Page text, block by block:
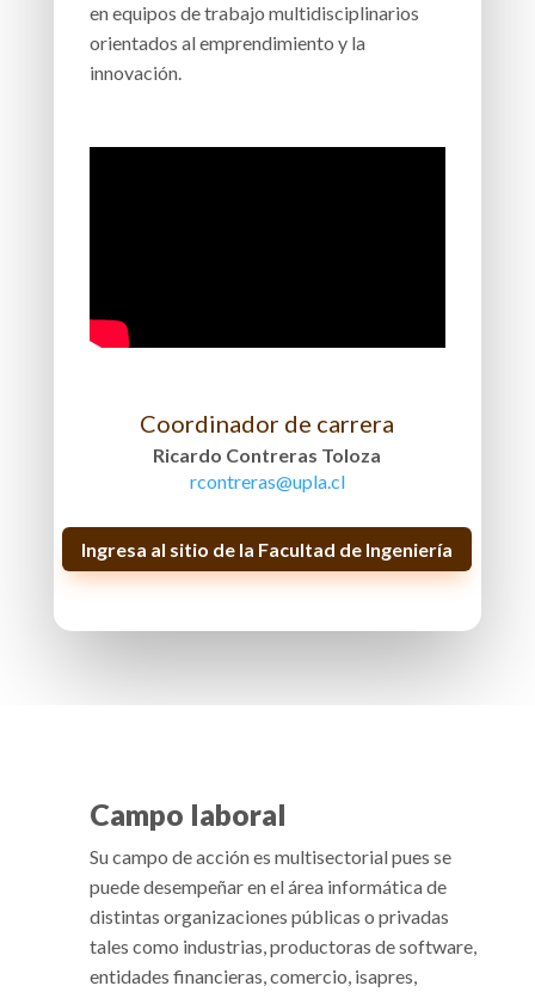
en equipos de trabajo multidisciplinarios
orientados al emprendimiento y la
innovación.
Coordinador de carrera
Ricardo Contreras Toloza
rcontreras@upla.cl
Ingresa al sitio de la Facultad de Ingeniería
Campo laboral
Su campo de acción es multisectorial pues se
puede desempeñar en el área informática de
distintas organizaciones públicas o privadas
tales como industrias, productoras de software,
entidades financieras, comercio, isapres,